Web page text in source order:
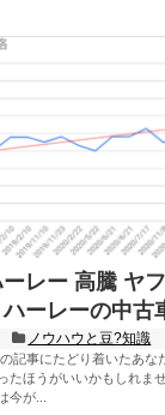
レー 高騰 ヤ
ーレーの中古
ノウハウと豆?知識
たどり着いたあなた
たほうがいいかもしれま
今が...